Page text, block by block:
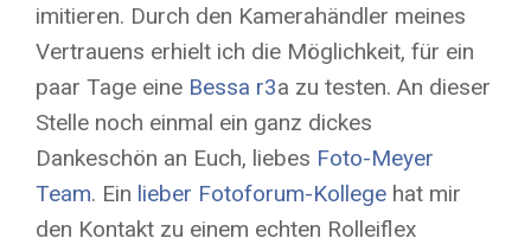
imitieren. Durch den Kamerahändler meines
Vertrauens erhielt ich die Möglichkeit, für ein
paar Tage eine Bessa r3a zu testen. An dieser
Stelle noch einmal ein ganz dickes
Dankeschön an Euch, liebes Foto-Meyer
Team. Ein lieber Fotoforum-Kollege hat mir
den Kontakt zu einem echten Rolleiflex